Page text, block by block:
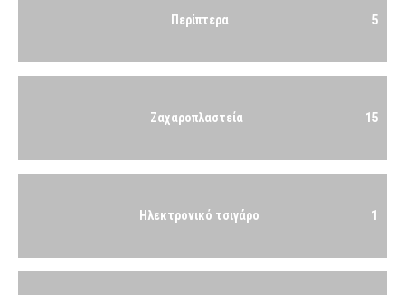
Περίπτερα 5
Ζαχαροπλαστεία 15
Ηλεκτρονικό τσιγάρο 1